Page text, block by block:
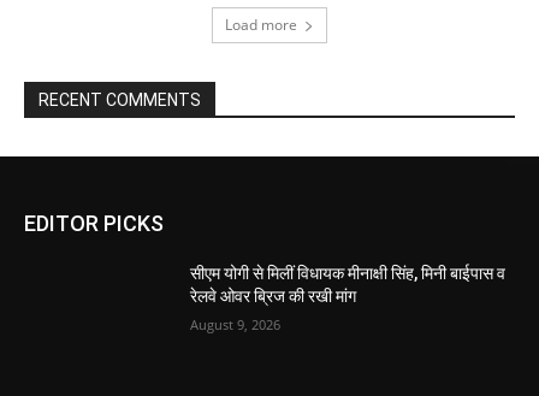
Load more
RECENT COMMENTS
EDITOR PICKS
सीएम योगी से मिलीं विधायक मीनाक्षी सिंह, मिनी बाईपास व
रेलवे ओवर ब्रिज की रखी मांग
August 9, 2026